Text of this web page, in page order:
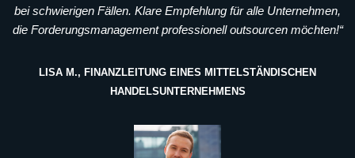
bei schwierigen Fällen. Klare Empfehlung für alle Unternehmen,
die Forderungsmanagement professionell outsourcen möchten!“
LISA M., FINANZLEITUNG EINES MITTELSTÄNDISCHEN
HANDELSUNTERNEHMENS